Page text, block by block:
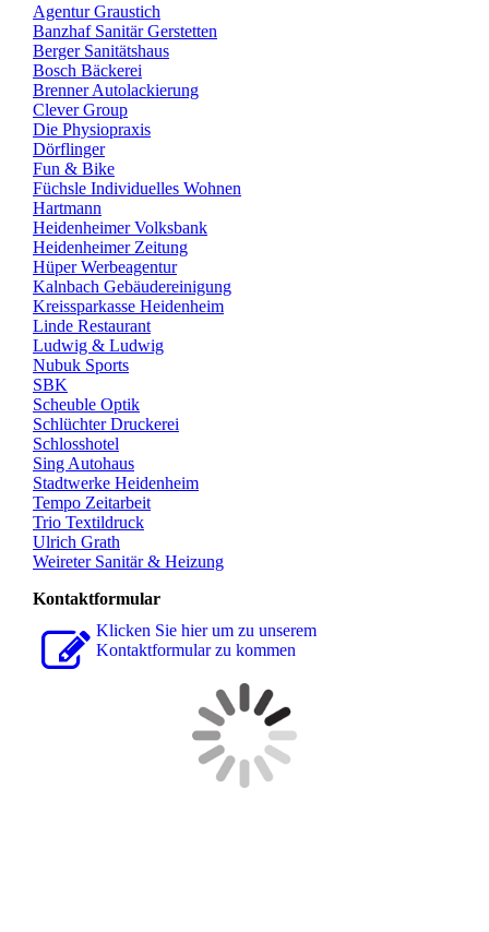
Agentur Graustich
Banzhaf Sanitär Gerstetten
Berger Sanitätshaus
Bosch Bäckerei
Brenner Autolackierung
Clever Group
Die Physiopraxis
Dörflinger
Fun & Bike
Füchsle Individuelles Wohnen
Hartmann
Heidenheimer Volksbank
Heidenheimer Zeitung
Hüper Werbeagentur
Kalnbach Gebäudereinigung
Kreissparkasse Heidenheim
Linde Restaurant
Ludwig & Ludwig
Nubuk Sports
SBK
Scheuble Optik
Schlüchter Druckerei
Schlosshotel
Sing Autohaus
Stadtwerke Heidenheim
Tempo Zeitarbeit
Trio Textildruck
Ulrich Grath
Weireter Sanitär & Heizung
Kontaktformular
Klicken Sie hier um zu unserem
Kon­takt­for­mu­lar zu kommen